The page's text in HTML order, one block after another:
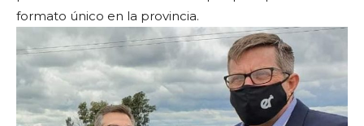
formato único en la provincia.